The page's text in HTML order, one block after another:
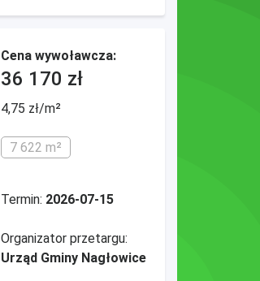
Cena wywoławcza:
36 170 zł
4,75 zł/m²
7 622 m²
Termin: 2026-07-15
Organizator przetargu:
Urząd Gminy Nagłowice